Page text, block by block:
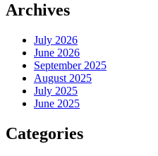
Archives
July 2026
June 2026
September 2025
August 2025
July 2025
June 2025
Categories